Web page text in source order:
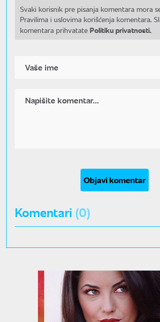
Svaki korisnik pre pisanja komentara mora
Pravilima i uslovima korišćenja komentara.
komentara prihvatate Politiku privatnosti.
Objavi komentar
Komentari (0)